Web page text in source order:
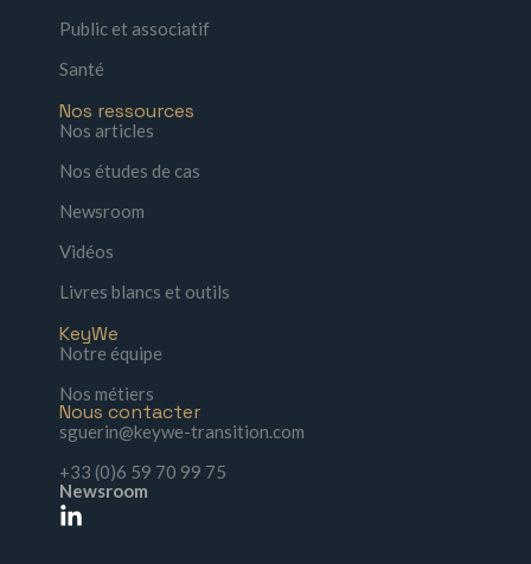
Public et associatif
Santé
Nos ressources
Nos articles
Nos études de cas
Newsroom
Vidéos
Livres blancs et outils
KeyWe
Notre équipe
Nos métiers
Nous contacter
sguerin@keywe-transition.com
+33 (0)6 59 70 99 75
Newsroom